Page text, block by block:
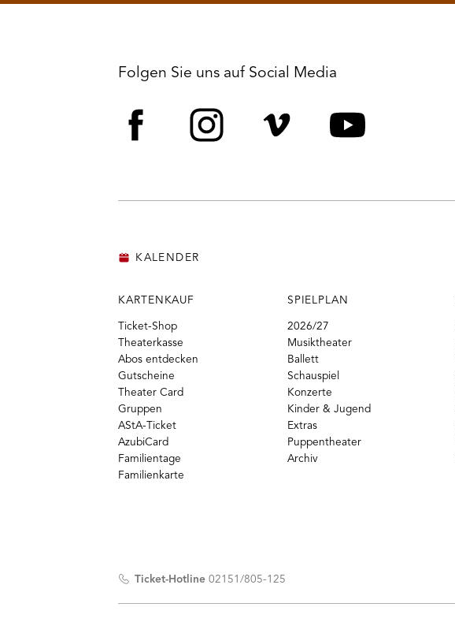
Folgen Sie uns auf Social Media
KALENDER
KARTENKAUF
Ticket-Shop
Theaterkasse
Abos entdecken
Gutscheine
Theater Card
Gruppen
AStA-Ticket
AzubiCard
Familientage
Familienkarte
SPIELPLAN
2026/27
Musiktheater
Ballett
Schauspiel
Konzerte
Kinder & Jugend
Extras
Puppentheater
Archiv
Ticket-Hotline02151/805-125